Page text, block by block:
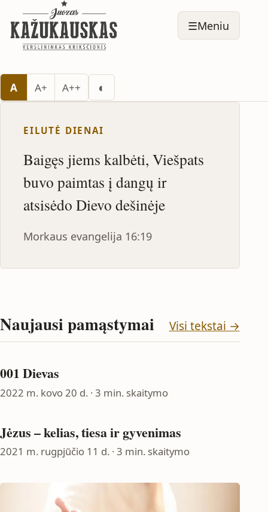
☰Meniu
A A+ A++ ◐
EILUTĖ DIENAI
Baigęs jiems kalbėti, Viešpats
buvo paimtas į dangų ir
atsisėdo Dievo dešinėje
Morkaus evangelija 16:19
Naujausi pamąstymai Visi tekstai →
001 Dievas
2022 m. kovo 20 d. · 3 min. skaitymo
Jėzus – kelias, tiesa ir gyvenimas
2021 m. rugpjūčio 11 d. · 3 min. skaitymo